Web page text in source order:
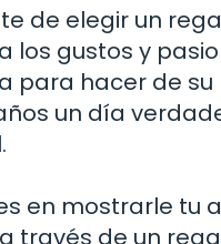
de elegir un
los gustos y
para hacer de su
un día
en mostrarle tu
través de un